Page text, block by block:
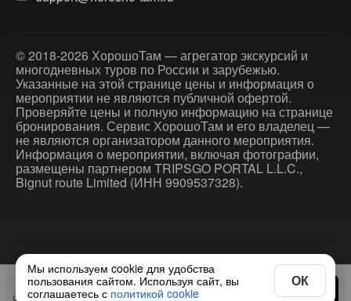
от 4800 ₽за экскурсию Выбрать дату
© 2018-2026 ХорошоТам — агрегатор экскурсий и
многодневных туров по России и зарубежью.
Указанные на этой странице цены и информация о
мероприятии не являются публичной офертой.
Проверяйте цены и полную информацию на странице
бронирования. Сервис ХорошоТам и его владелец —
не являются организатором данного мероприятия.
Информация о мероприятии, включая фотографии,
размещены партнером TRIPSGO PORTAL L.L.C.,
Bignut route Limited (ИНН 9909537328).
Мы используем cookie для удобства
пользования сайтом. Используя сайт, вы
соглашаетесь с политикой cookie
ОК